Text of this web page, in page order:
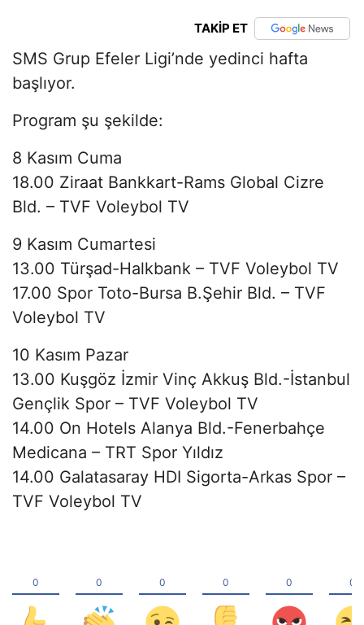
TAKİP ET
SMS Grup Efeler Ligi’nde yedinci hafta
başlıyor.
Program şu şekilde:
8 Kasım Cuma
18.00 Ziraat Bankkart-Rams Global Cizre
Bld. – TVF Voleybol TV
9 Kasım Cumartesi
13.00 Türşad-Halkbank – TVF Voleybol TV
17.00 Spor Toto-Bursa B.Şehir Bld. – TVF
Voleybol TV
10 Kasım Pazar
13.00 Kuşgöz İzmir Vinç Akkuş Bld.-İstanbul
Gençlik Spor – TVF Voleybol TV
14.00 On Hotels Alanya Bld.-Fenerbahçe
Medicana – TRT Spor Yıldız
14.00 Galatasaray HDI Sigorta-Arkas Spor –
TVF Voleybol TV